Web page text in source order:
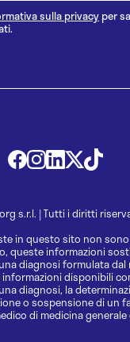
sulla privacyper
s.r.l. | Tutti i diritti
in questo sito non
queste informazioni
diagnosi formulata dal
disponibili
diagnosi, la
o sospensione di un
di medicina